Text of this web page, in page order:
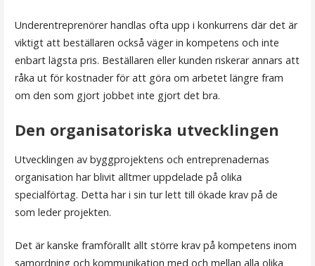
Underentreprenörer handlas ofta upp i konkurrens där det är
viktigt att beställaren också väger in kompetens och inte
enbart lägsta pris. Beställaren eller kunden riskerar annars att
råka ut för kostnader för att göra om arbetet längre fram
om den som gjort jobbet inte gjort det bra.
Den organisatoriska utvecklingen
Utvecklingen av byggprojektens och entreprenadernas
organisation har blivit alltmer uppdelade på olika
specialförtag. Detta har i sin tur lett till ökade krav på de
som leder projekten.
Det är kanske framförallt allt större krav på kompetens inom
samordning och kommunikation med och mellan alla olika